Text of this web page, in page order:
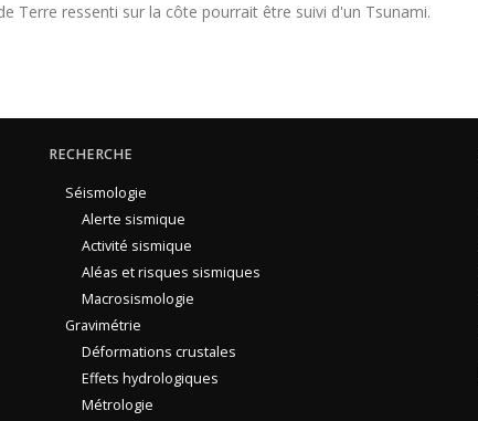
Terre ressenti sur la côte pourrait être suivi d'un Tsunami.
RECHERCHE
Séismologie
Alerte sismique
Activité sismique
Aléas et risques sismiques
Macrosismologie
Gravimétrie
Déformations crustales
Effets hydrologiques
Métrologie